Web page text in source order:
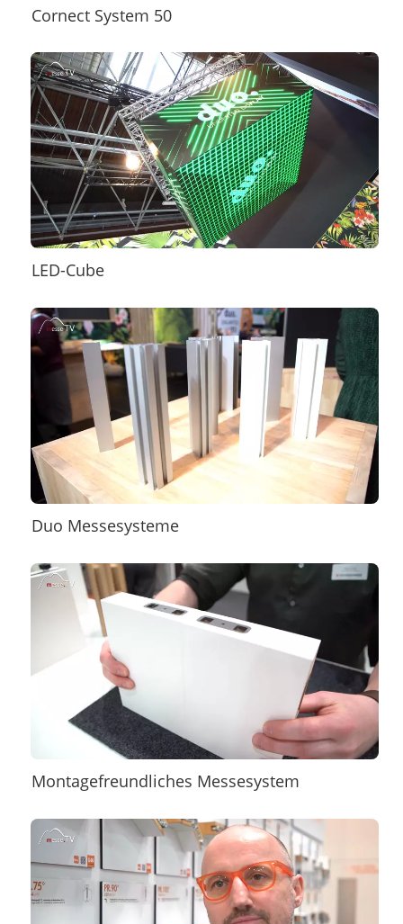
Cornect System 50
LED-Cube
Duo Messesysteme
Montagefreundliches Messesystem